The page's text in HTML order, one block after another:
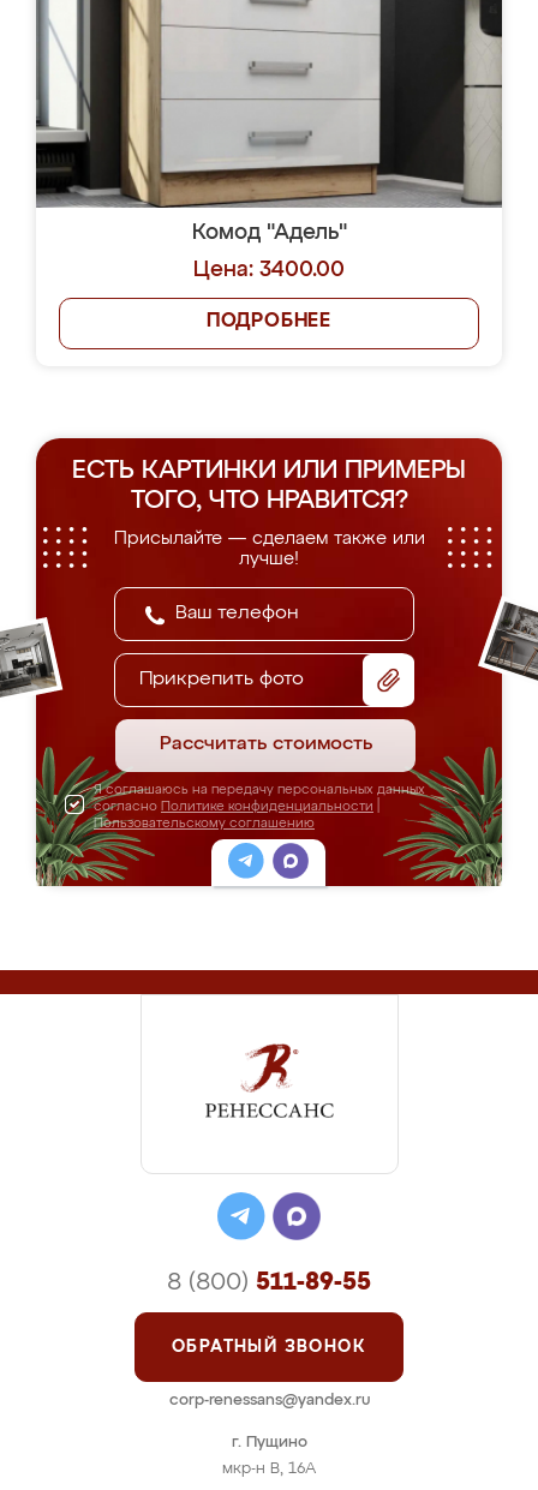
Комод "Адель"
Цена: 3400.00
ПОДРОБНЕЕ
ЕСТЬ КАРТИНКИ ИЛИ ПРИМЕРЫ
ТОГО, ЧТО НРАВИТСЯ?
Присылайте — сделаем также или
лучше!
Прикрепить фото
Рассчитать стоимость
Я соглашаюсь на передачу персональных данных
согласно Политике конфиденциальности
Пользовательскому соглашению
г. Пущино
мкр-н В, 16А
8 (800) 511-89-55
ОБРАТНЫЙ ЗВОНОК
corp-renessans@yandex.ru